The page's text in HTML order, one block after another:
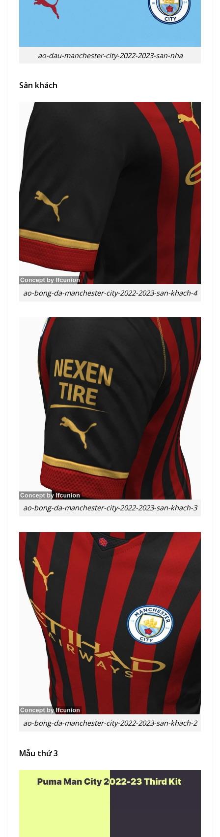
ao-dau-manchester-city-2022-2023-san-nha
Sân khách
ao-bong-da-manchester-city-2022-2023-san-khach-4
ao-bong-da-manchester-city-2022-2023-san-khach-3
ao-bong-da-manchester-city-2022-2023-san-khach-2
Mẫu thứ 3